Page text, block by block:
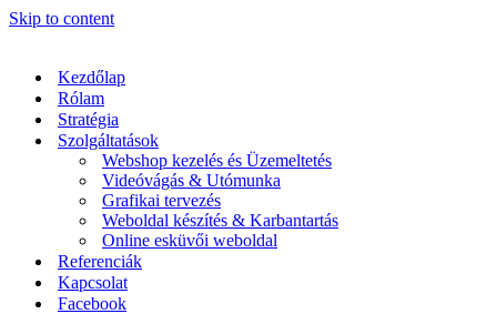
Skip to content
Kezdőlap
Rólam
Stratégia
Szolgáltatások
Webshop kezelés és Üzemeltetés
Videóvágás & Utómunka
Grafikai tervezés
Weboldal készítés & Karbantartás
Online esküvői weboldal
Referenciák
Kapcsolat
Facebook